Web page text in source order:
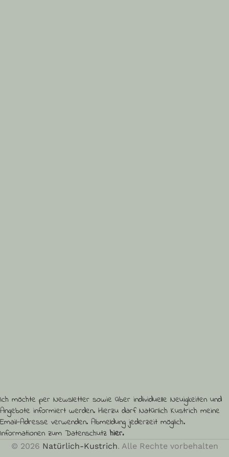
Ich möchte per Newsletter sowie über individuelle Neuigkeiten und
Angebote informiert werden. Hierzu darf Natürlich Kustrich meine
Email-Adresse verwenden. Abmeldung jederzeit möglich.
Informationen zum Datenschutz hier.
© 2026 Natürlich-Kustrich. Alle Rechte vorbehalten